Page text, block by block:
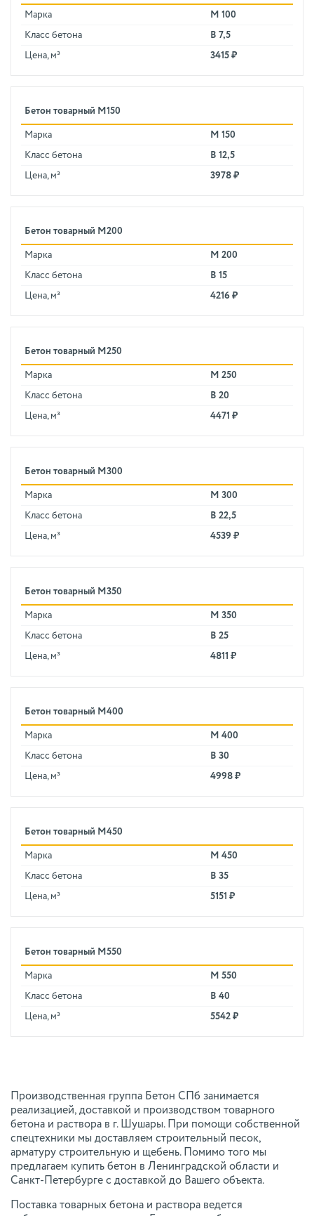
Марка М 100
Класс бетона В 7,5
Цена, м³ 3415 ₽
Бетон товарный М150
Марка М 150
Класс бетона В 12,5
Цена, м³ 3978 ₽
Бетон товарный М200
Марка М 200
Класс бетона В 15
Цена, м³ 4216 ₽
Бетон товарный М250
Марка М 250
Класс бетона В 20
Цена, м³ 4471 ₽
Бетон товарный М300
Марка М 300
Класс бетона В 22,5
Цена, м³ 4539 ₽
Бетон товарный М350
Марка М 350
Класс бетона В 25
Цена, м³ 4811 ₽
Бетон товарный М400
Марка М 400
Класс бетона В 30
Цена, м³ 4998 ₽
Бетон товарный М450
Марка М 450
Класс бетона В 35
Цена, м³ 5151 ₽
Бетон товарный М550
Марка М 550
Класс бетона В 40
Цена, м³ 5542 ₽
Производственная группа Бетон СПб занимается
реализацией, доставкой и производством товарного
бетона и раствора в г. Шушары. При помощи собственной
спецтехники мы доставляем строительный песок,
арматуру строительную и щебень. Помимо того мы
предлагаем купить бетон в Ленинградской области и
Санкт-Петербурге с доставкой до Вашего объекта.
Поставка товарных бетона и раствора ведется